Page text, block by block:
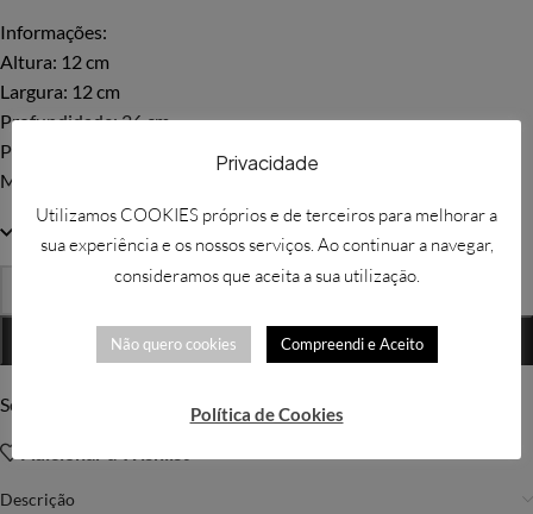
Informações:
Altura: 12 cm
Largura: 12 cm
Profundidade: 26 cm
Peso: 0,60 kg
Materiais: porcelana, cabo elétrico
ADICIONAR
Solicitar mais informações
Descrição
Privacidade
Utilizamos COOKIES próprios e de terceiros para melhorar a
sua experiência e os nossos serviços. Ao continuar a navegar,
consideramos que aceita a sua utilização.
Não quero cookies Compreendi e Aceito
Política de Cookies